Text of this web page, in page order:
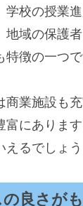
学校の授業
地域の保護
徴の一つで
業施設も充
富にありま
るでしょう
良さが